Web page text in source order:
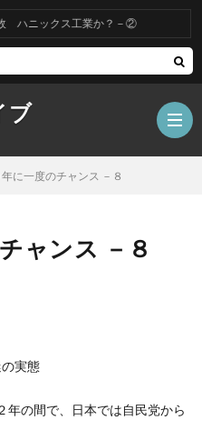
ブ
創
治
社
ックス工業か？－②
年に一度のチャンス －８
ャンス －８
実態
の間で、日本では自民党から